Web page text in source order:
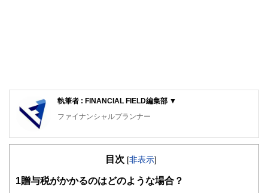
執筆者 : FINANCIAL FIELD編集部 ▼
ファイナンシャルプランナー
FinancialField編集部は、金融、経済に関する記事を、日々
知識がない方でも理解できるようわかりやすく発信していま
目次 [非表示]
1 贈与税がかかるのはどのような場合？